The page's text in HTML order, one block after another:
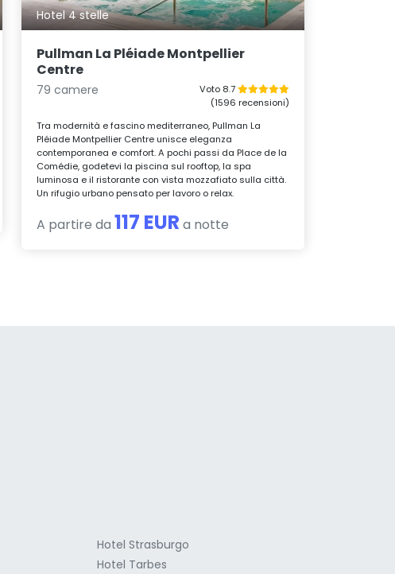
Hotel 4 stelle
Pullman La Pléiade Montpellier
Centre
79 camere
Voto 8.7
(1596 recensioni)
Tra modernità e fascino mediterraneo, Pullman La
Pléiade Montpellier Centre unisce eleganza
contemporanea e comfort. A pochi passi da Place de la
Comédie, godetevi la piscina sul rooftop, la spa
luminosa e il ristorante con vista mozzafiato sulla città.
Un rifugio urbano pensato per lavoro o relax.
A partire da117 EUR a notte
Hotel Strasburgo
Hotel Tarbes